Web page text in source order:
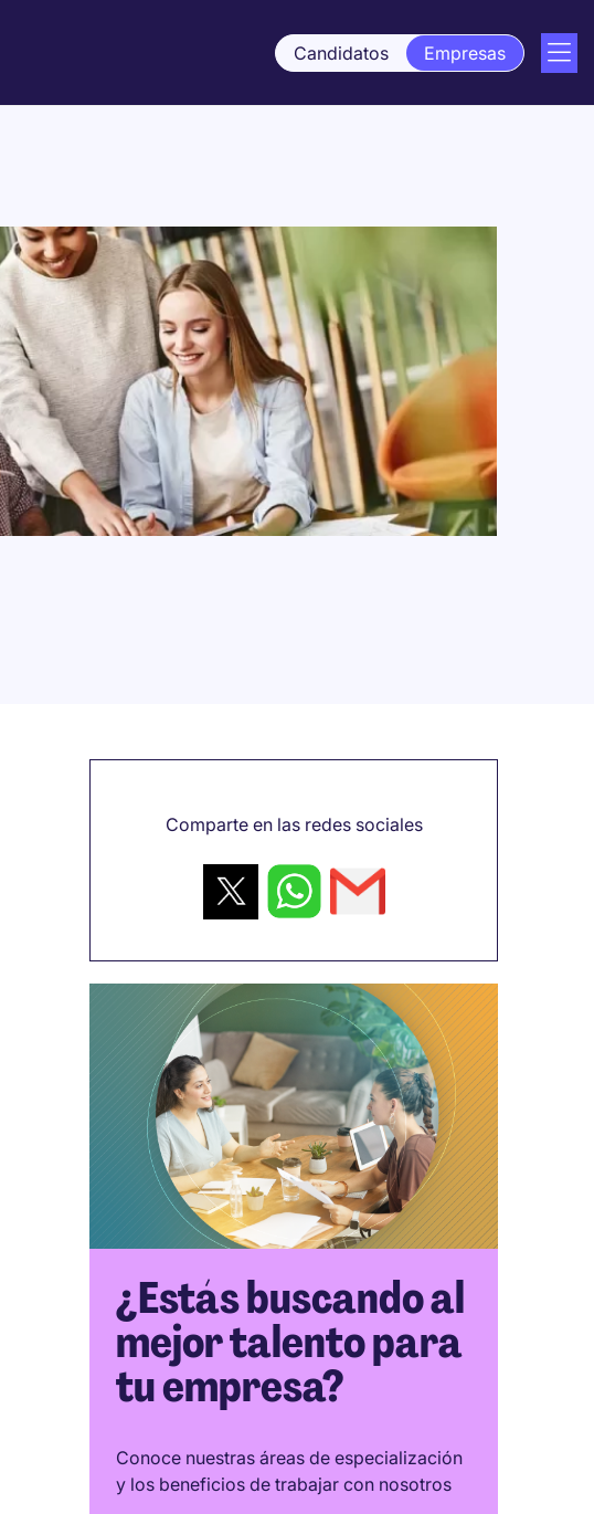
Candidatos Empresas
Comparte en las redes sociales
¿Estás buscando al
mejor talento para
tu empresa?
Conoce nuestras áreas de especialización
y los beneficios de trabajar con nosotros